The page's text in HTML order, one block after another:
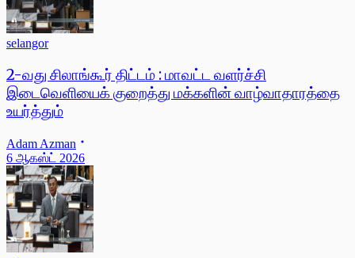
selangor
2-வது சிலாங்கூர் திட்டம் : மாவட்ட வளர்ச்சி
இடைவெளியைக் குறைத்து மக்களின் வாழ்வாதாரத்தை
உயர்த்தும்
Adam Azman
6 ஆகஸ்ட் 2026